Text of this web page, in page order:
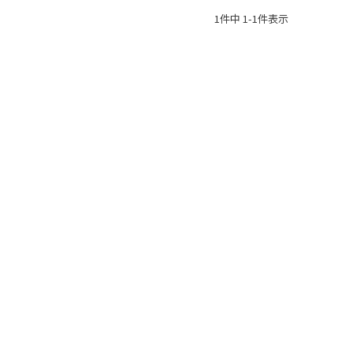
1件中 1-1件表示